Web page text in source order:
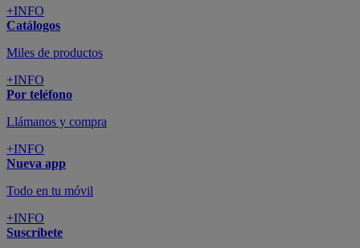
+INFO
Catálogos
Miles de productos
+INFO
Por teléfono
Llámanos y compra
+INFO
Nueva app
Todo en tu móvil
+INFO
Suscríbete